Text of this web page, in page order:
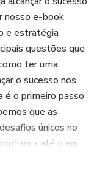
nosso e-book
e estratégia
questões que
ter uma
o sucesso nos
é o primeiro passo
que as
únicos no
até o eq...